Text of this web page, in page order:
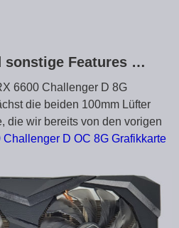
sonstige Features …
6600 Challenger D 8G
die beiden 100mm Lüfter
die wir bereits von den vorigen
D OC 8G Grafikkarte